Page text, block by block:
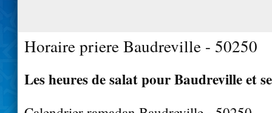
Horaire priere Baudreville - 50250
Les heures de salat pour Baudreville et